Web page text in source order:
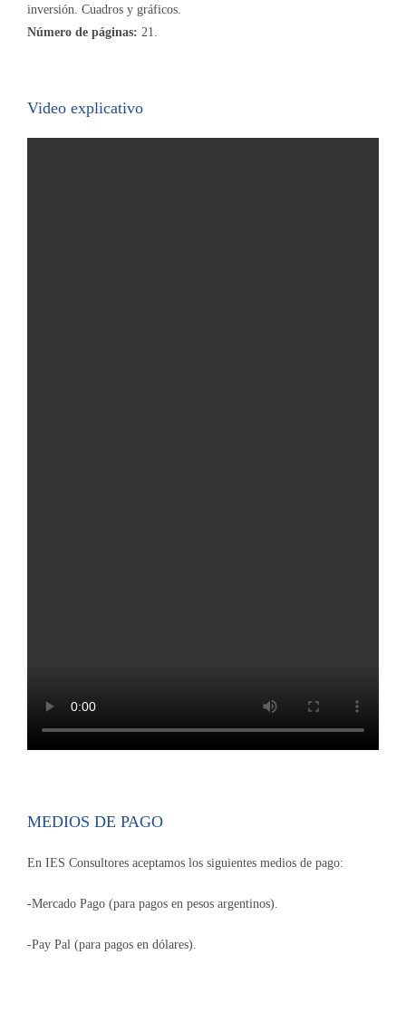
inversión. Cuadros y gráficos.
Número de páginas: 21.
Video explicativo
MEDIOS DE PAGO
En IES Consultores aceptamos los siguientes medios de pago:
-Mercado Pago (para pagos en pesos argentinos).
-Pay Pal (para pagos en dólares).